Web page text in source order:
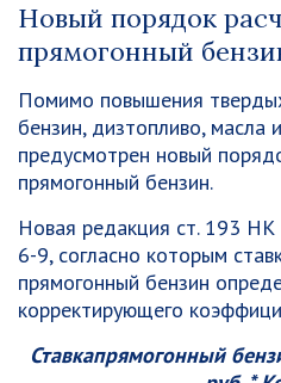
Новый порядок
прямогонный
Помимо повышения
бензин, дизтопливо,
предусмотрен новый
прямогонный бензин.
Новая редакция ст. 193
6-9, согласно которым
прямогонный бензин
корректирующего
Ставкапрямогонный